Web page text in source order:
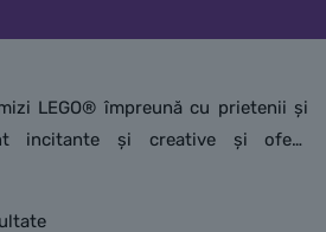
LEGO® împreună cu prietenii și
incitante și creative și oferă
de a crea relații, cu puzzle-uri